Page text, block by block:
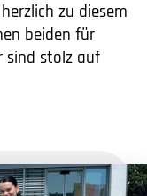
zu diesem
beiden für
sind stolz auf